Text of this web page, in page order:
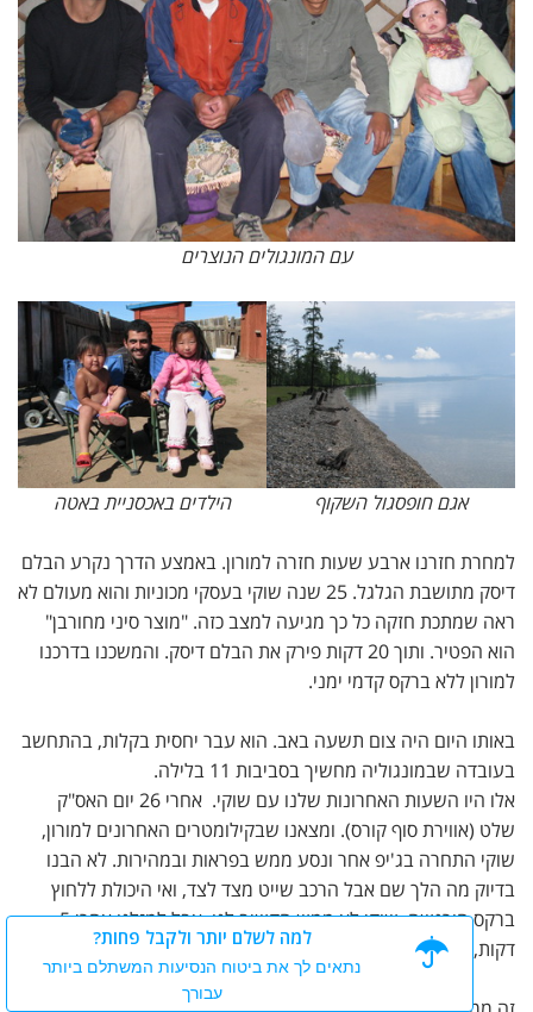
עם המונגולים הנוצרים
אגם חופסגול השקוף הילדים באכסניית באטה
למחרת חזרנו ארבע שעות חזרה למורון. באמצע הדרך נקרע הבלם
דיסק מתושבת הגלגל. 25 שנה שוקי בעסקי מכוניות והוא מעולם לא
ראה שמתכת חזקה כל כך מגיעה למצב כזה. "מוצר סיני מחורבן"
הוא הפטיר. ותוך 20 דקות פירק את הבלם דיסק. והמשכנו בדרכנו
למורון ללא ברקס קדמי ימני.
באותו היום היה צום תשעה באב. הוא עבר יחסית בקלות, בהתחשב
בעובדה שבמונגוליה מחשיך בסביבות 11 בלילה.
אלו היו השעות האחרונות שלנו עם שוקי. אחרי 26 יום האס"ק
שלט (אווירת סוף קורס). ומצאנו שבקילומטרים האחרונים למורון,
שוקי התחרה בג'יפ אחר ונסע ממש בפראות ובמהירות. לא הבנו
בדיוק מה הלך שם אבל הרכב שייט מצד לצד, ואי היכולת ללחוץ
ברקס הורגשה. שוקי לא ממש הקשיב לנו, אבל למזלנו אחרי 5
דקות, נהג הג'יפ השני נכנע.למה לשלם יותר ולקבל פחות?
נתאים לך את ביטוח הנסיעות המשתלם ביותר
עבורך